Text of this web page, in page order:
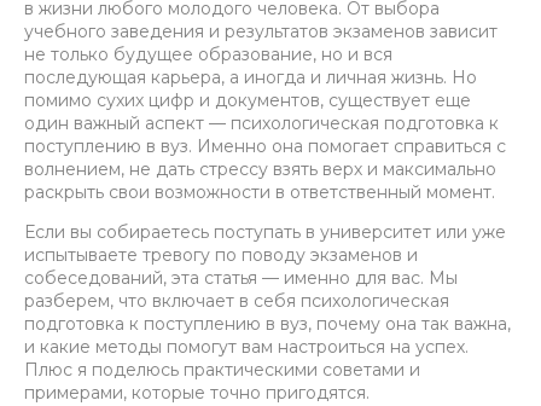
в жизни любого молодого человека. От выбора
учебного заведения и результатов экзаменов зависит
не только будущее образование, но и вся
последующая карьера, а иногда и личная жизнь. Но
помимо сухих цифр и документов, существует еще
один важный аспект — психологическая подготовка к
поступлению в вуз. Именно она помогает справиться с
волнением, не дать стрессу взять верх и максимально
раскрыть свои возможности в ответственный момент.
Если вы собираетесь поступать в университет или уже
испытываете тревогу по поводу экзаменов и
собеседований, эта статья — именно для вас. Мы
разберем, что включает в себя психологическая
подготовка к поступлению в вуз, почему она так важна,
и какие методы помогут вам настроиться на успех.
Плюс я поделюсь практическими советами и
примерами, которые точно пригодятся.